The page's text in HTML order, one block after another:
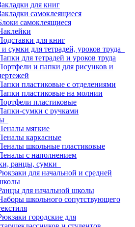
для книг
самоклеящиеся
самоклеящиеся
для книг
сумки для тетрадей, уроков труда
для тетрадей и уроков труда
и папки для рисунков и
пластиковые с отделениями
пластиковые на молнии
пластиковые
сумки с ручками
мягкие
каркасные
школьные пластиковые
с наполнением
ранцы, сумки
для начальной и средней
для начальной школы
школьного сопутствующего
городские для